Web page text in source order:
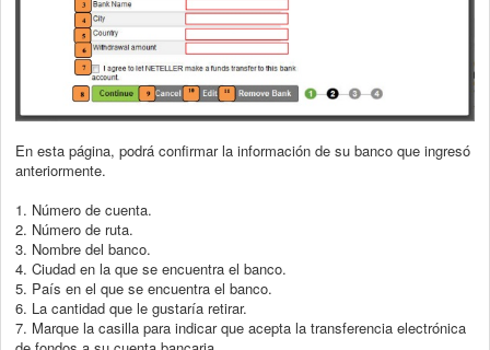
En esta página, podrá confirmar la información de su banco que ingresó
anteriormente.
1. Número de cuenta.
2. Número de ruta.
3. Nombre del banco.
4. Ciudad en la que se encuentra el banco.
5. País en el que se encuentra el banco.
6. La cantidad que le gustaría retirar.
7. Marque la casilla para indicar que acepta la transferencia electrónica